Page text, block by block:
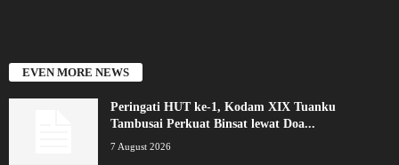
EVEN MORE NEWS
Peringati HUT ke-1, Kodam XIX Tuanku
Tambusai Perkuat Binsat lewat Doa...
7 August 2026